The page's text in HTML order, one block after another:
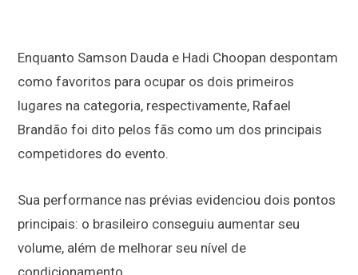
Enquanto Samson Dauda e Hadi Choopan despontam
como favoritos para ocupar os dois primeiros
lugares na categoria, respectivamente, Rafael
Brandão foi dito pelos fãs como um dos principais
competidores do evento.
Sua performance nas prévias evidenciou dois pontos
principais: o brasileiro conseguiu aumentar seu
volume, além de melhorar seu nível de